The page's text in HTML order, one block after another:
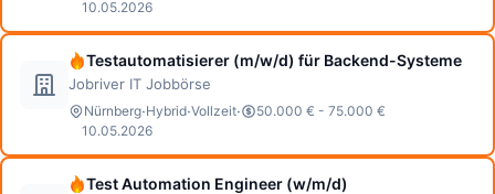
10.05.2026
Testautomatisierer (m/w/d) für Backend-Systeme
Jobriver IT Jobbörse
Nürnberg·Hybrid·Vollzeit·
50.000 € - 75.000 €
10.05.2026
Test Automation Engineer (w/m/d)